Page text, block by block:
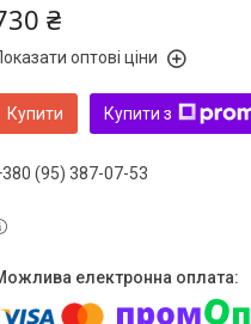
₴
оптові ціни
Купити Купити з
(95) 387-07-53